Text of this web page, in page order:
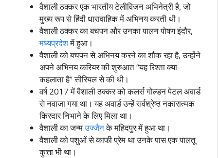
वैशाली ठक्कर एक भारतीय टेलीविजन अभिनेत्री है, जो
मुख्य रूप से हिंदी धारावाहिक में अभिनय करती थी।
वैशाली ठक्कर का बचपन और उनका पालन पोषण इंदौर,
मध्यप्रदेशमें हुआ।
वैशाली को बचपन से अभिनय करने का शौक रहा है, उन्होंने
अपने अभिनय करियर की शुरुआत “यह रिश्ता क्या
कहलाता है” सीरियल से की थी।
वर्ष 2017 में वैशाली ठक्कर को कलर्स गोल्डन पेटल अवार्ड
से नवाजा गया था। यह अवार्ड उन्हें सर्वश्रेष्ठ नकारात्मक
किरदार निभाने के लिए मिला था।
वैशाली का जन्मउज्जैनके महिदपुर में हुआ था।
वैशाली को पशुओं से काफी प्रेम था उनके पास एक पालतू
कुत्ता भी था।